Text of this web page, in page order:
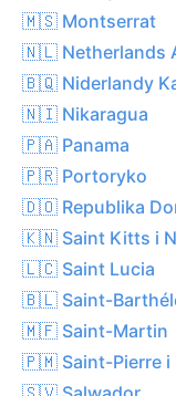
🇲🇸 Montserrat
🇳🇱 Netherlands
🇧🇶 Niderlandy
🇳🇮 Nikaragua
🇵🇦 Panama
🇵🇷 Portoryko
🇩🇴 Republika
🇰🇳 Saint Kitts i
🇱🇨 Saint Lucia
🇧🇱 Saint-
🇲🇫 Saint-Martin
🇵🇲 Saint-Pierre i